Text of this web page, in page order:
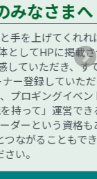
さまへ
上げてくれれば、
HPに掲載させて
ただき、すでに6
録していただけれ
ギングイベントの
て」運営できる人
という資格もあり
ることもできま